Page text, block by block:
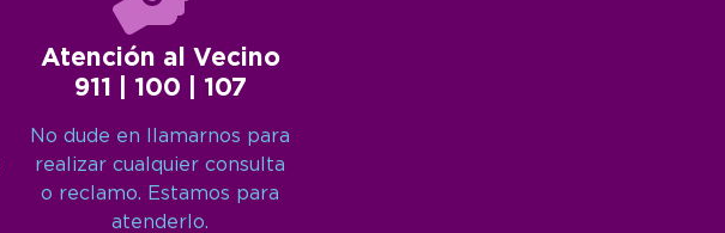
Atención al Vecino
911 | 100 | 107
No dude en llamarnos para
realizar cualquier consulta
o reclamo. Estamos para
atenderlo.